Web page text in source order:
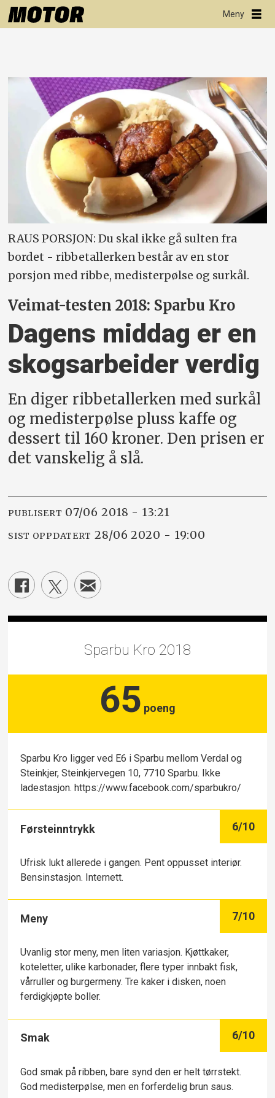
RAUS PORSJON: Du skal ikke gå sulten fra
bordet - ribbetallerken består av en stor
porsjon med ribbe, medisterpølse og surkål.
Veimat-testen 2018: Sparbu Kro
Dagens middag er en
skogsarbeider verdig
En diger ribbetallerken med surkål
og medisterpølse pluss kaffe og
dessert til 160 kroner. Den prisen er
det vanskelig å slå.
PUBLISERT 07/06 2018 - 13:21
SIST OPPDATERT 28/06 2020 - 19:00
Sparbu Kro 2018
65 poeng
Sparbu Kro ligger ved E6 i Sparbu mellom Verdal og
Steinkjer, Steinkjervegen 10, 7710 Sparbu. Ikke
ladestasjon. https://www.facebook.com/sparbukro/
Førsteinntrykk 6/10
Ufrisk lukt allerede i gangen. Pent oppusset interiør.
Bensinstasjon. Internett.
Meny 7/10
Uvanlig stor meny, men liten variasjon. Kjøttkaker,
koteletter, ulike karbonader, flere typer innbakt fisk,
vårruller og burgermeny. Tre kaker i disken, noen
ferdigkjøpte boller.
Smak 6/10
God smak på ribben, bare synd den er helt tørrstekt.
God medisterpølse, men en forferdelig brun saus.